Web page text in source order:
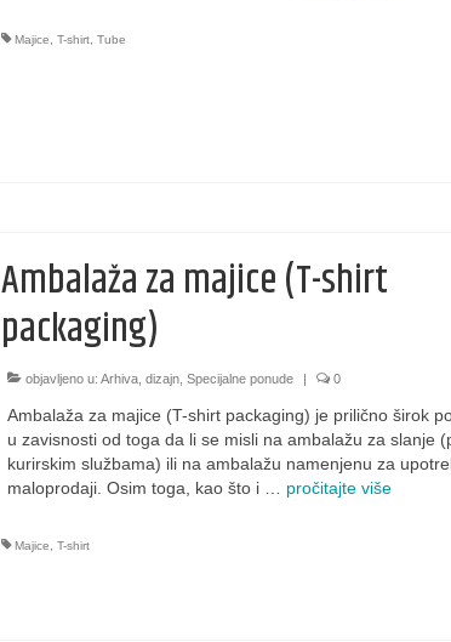
Majice T-shirt, Tube
Ambalaža za majice (T-shirt
packaging)
objavljeno u: Arhiva, dizajn, Specijalne ponude | 0
Ambalaža za majice (T-shirt packaging) je prilično širok
u zavisnosti od toga da li se misli na ambalažu za slanje
kurirskim službama) ili na ambalažu namenjenu za
maloprodaji. Osim toga, kao što i … pročitajte više
Majice T-shirt